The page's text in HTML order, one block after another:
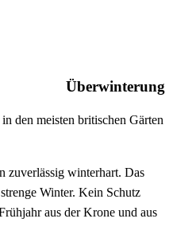
Überwinterung
den meisten britischen Gärten
zuverlässig winterhart. Das
Winter. Kein Schutz
aus der Krone und aus